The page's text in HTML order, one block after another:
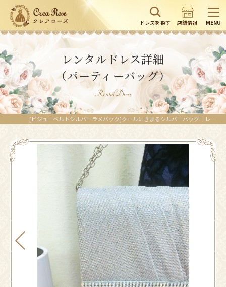
ドレスを探す 店舗情報 MENU
レンタルドレス詳細
（パーティーバッグ）
Rental Dress
[ビジューベルトシルバーラメバック]クールにきまるシルバーバッグ｜レンタルドレスのクレアローズ東京